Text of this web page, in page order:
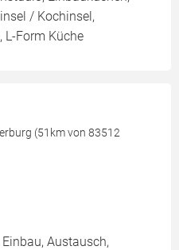
/ Kochinsel,
L-Form Küche
(51km von 83512
Austausch,